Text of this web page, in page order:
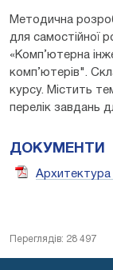
Методична
для самостійної
«Комп’ютерна
комп’ютерів".
курсу. Містить
перелік завдань
ДОКУМЕНТИ
Переглядів: 28 497